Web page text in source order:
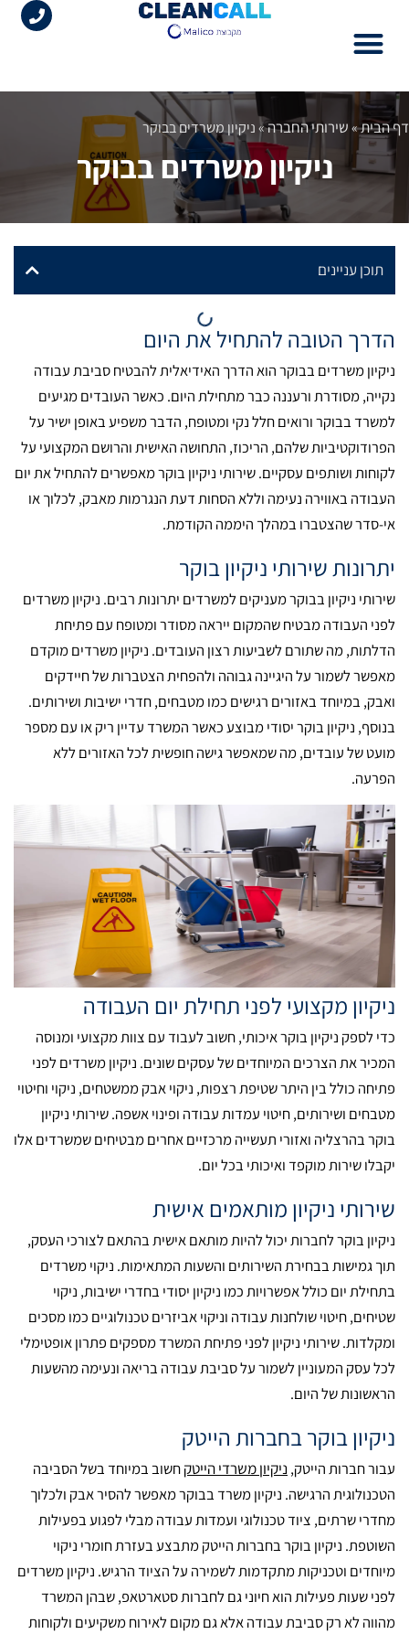
דף הבית»שירותי החברה»ניקיון משרדים בבוקר
ניקיון משרדים בבוקר
תוכן עניינים
הדרך הטובה להתחיל את היום
ניקיון משרדים בבוקר הוא הדרך האידיאלית להבטיח סביבת עבודה
נקייה, מסודרת ורעננה כבר מתחילת היום. כאשר העובדים מגיעים
למשרד בבוקר ורואים חלל נקי ומטופח, הדבר משפיע באופן ישיר על
הפרודוקטיביות שלהם, הריכוז, התחושה האישית והרושם המקצועי על
לקוחות ושותפים עסקיים. שירותי ניקיון בוקר מאפשרים להתחיל את יום
העבודה באווירה נעימה וללא הסחות דעת הנגרמות מאבק, לכלוך או
אי-סדר שהצטברו במהלך היממה הקודמת.
יתרונות שירותי ניקיון בוקר
שירותי ניקיון בבוקר מעניקים למשרדים יתרונות רבים. ניקיון משרדים
לפני העבודה מבטיח שהמקום ייראה מסודר ומטופח עם פתיחת
הדלתות, מה שתורם לשביעות רצון העובדים. ניקיון משרדים מוקדם
מאפשר לשמור על היגיינה גבוהה ולהפחית הצטברות של חיידקים
ואבק, במיוחד באזורים רגישים כמו מטבחים, חדרי ישיבות ושירותים.
בנוסף, ניקיון בוקר יסודי מבוצע כאשר המשרד עדיין ריק או עם מספר
מועט של עובדים, מה שמאפשר גישה חופשית לכל האזורים ללא
הפרעה.
ניקיון מקצועי לפני תחילת יום העבודה
כדי לספק ניקיון בוקר איכותי, חשוב לעבוד עם צוות מקצועי ומנוסה
המכיר את הצרכים המיוחדים של עסקים שונים. ניקיון משרדים לפני
פתיחה כולל בין היתר שטיפת רצפות, ניקוי אבק ממשטחים, ניקוי וחיטוי
מטבחים ושירותים, חיטוי עמדות עבודה ופינוי אשפה. שירותי ניקיון
בוקר בהרצליה ואזורי תעשייה מרכזיים אחרים מבטיחים שמשרדים אלו
יקבלו שירות מוקפד ואיכותי בכל יום.
שירותי ניקיון מותאמים אישית
ניקיון בוקר לחברות יכול להיות מותאם אישית בהתאם לצורכי העסק,
תוך גמישות בבחירת השירותים והשעות המתאימות. ניקוי משרדים
בתחילת יום כולל אפשרויות כמו ניקיון יסודי בחדרי ישיבות, ניקוי
שטיחים, חיטוי שולחנות עבודה וניקוי אביזרים טכנולוגיים כמו מסכים
ומקלדות. שירותי ניקיון לפני פתיחת המשרד מספקים פתרון אופטימלי
לכל עסק המעוניין לשמור על סביבת עבודה בריאה ונעימה מהשעות
הראשונות של היום.
ניקיון בוקר בחברות הייטק
עבור חברות הייטק, ניקיון משרדי הייטקחשוב במיוחד בשל הסביבה
הטכנולוגית הרגישה. ניקיון משרד בבוקר מאפשר להסיר אבק ולכלוך
מחדרי שרתים, ציוד טכנולוגי ועמדות עבודה מבלי לפגוע בפעילות
השוטפת. ניקיון בוקר בחברות הייטק מתבצע בעזרת חומרי ניקוי
מיוחדים וטכניקות מתקדמות לשמירה על הציוד הרגיש. ניקיון משרדים
לפני שעות פעילות הוא חיוני גם לחברות סטארטאפ, שבהן המשרד
מהווה לא רק סביבת עבודה אלא גם מקום לאירוח משקיעים ולקוחות